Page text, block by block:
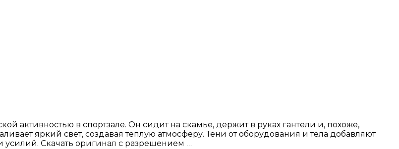
активностью в спортзале. Он сидит на скамье, держит в руках гантели и, похоже,
яркий свет, создавая тёплую атмосферу. Тени от оборудования и тела добавляют
Скачать оригинал с разрешением …